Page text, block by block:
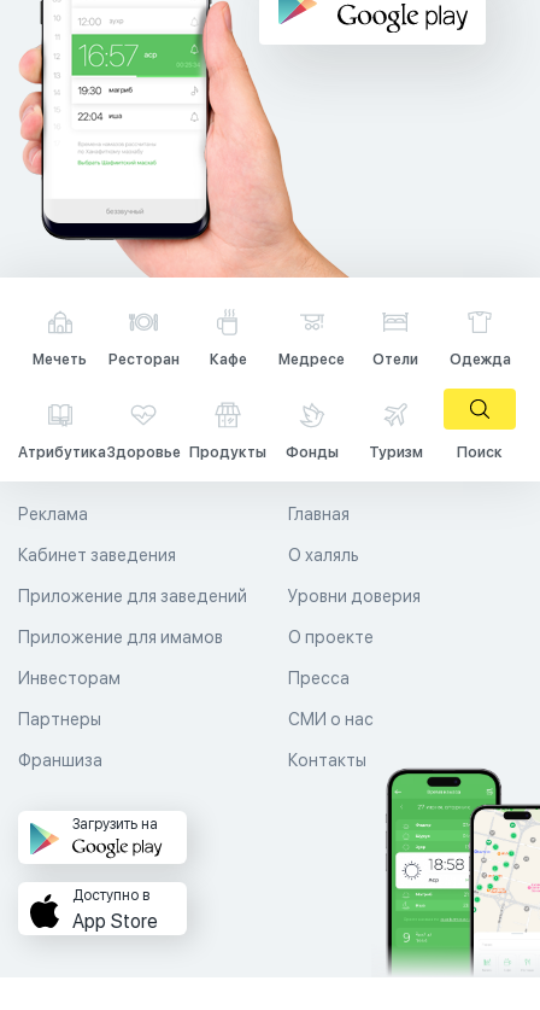
Мечеть Ресторан Кафе Медресе Отели Одежда
АтрибутикаЗдоровье Продукты Фонды Туризм Поиск
Главная
О халяль
Уровни доверия
Реклама
Кабинет заведения
Приложение для заведений
Приложение для имамов О проекте
Пресса
СМИ о нас
Контакты
Инвесторам
Партнеры
Франшиза
Загрузить на
Доступно в
App Store